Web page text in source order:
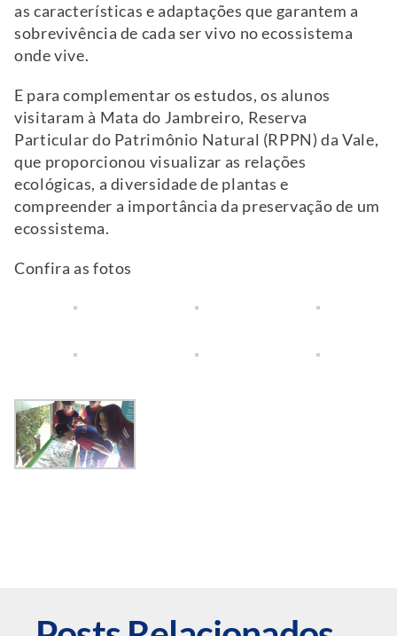
as características e adaptações que garantem a
sobrevivência de cada ser vivo no ecossistema
onde vive.
E para complementar os estudos, os alunos
visitaram à Mata do Jambreiro, Reserva
Particular do Patrimônio Natural (RPPN) da Vale,
que proporcionou visualizar as relações
ecológicas, a diversidade de plantas e
compreender a importância da preservação de um
ecossistema.
Confira as fotos